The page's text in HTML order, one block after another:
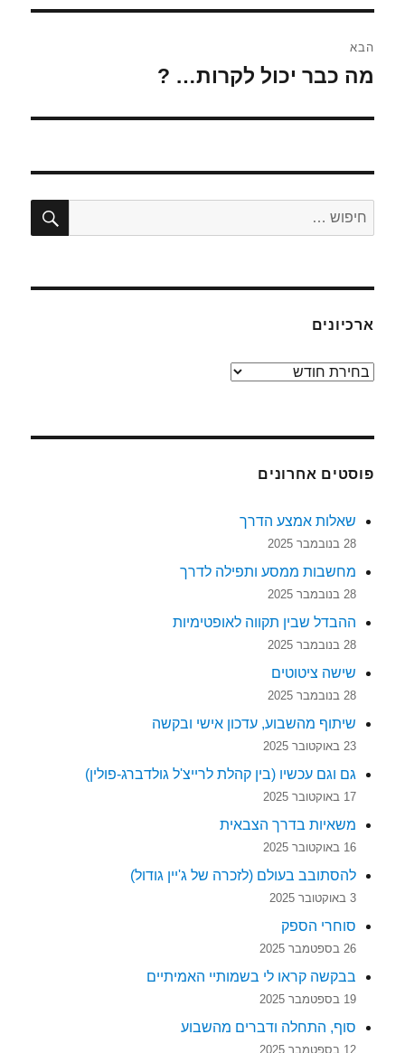
הבא
הפוסט
מה כבר יכול לקרות… ?
חפש:
ארכיונים
ארכיונים
פוסטים אחרונים
שאלות אמצע הדרך
28 בנובמבר 2025
מחשבות ממסע ותפילה לדרך
28 בנובמבר 2025
ההבדל שבין תקווה לאופטימיות
28 בנובמבר 2025
שישה ציטוטים
28 בנובמבר 2025
שיתוף מהשבוע, עדכון אישי ובקשה
23 באוקטובר 2025
גם וגם עכשיו (בין קהלת לרייצ'ל גולדברג-פולין)
17 באוקטובר 2025
משאיות בדרך הצבאית
16 באוקטובר 2025
להסתובב בעולם (לזכרה של ג'יין גודול)
3 באוקטובר 2025
סוחרי הספק
26 בספטמבר 2025
בבקשה קראו לי בשמותיי האמיתיים
19 בספטמבר 2025
סוף, התחלה ודברים מהשבוע
12 בספטמבר 2025